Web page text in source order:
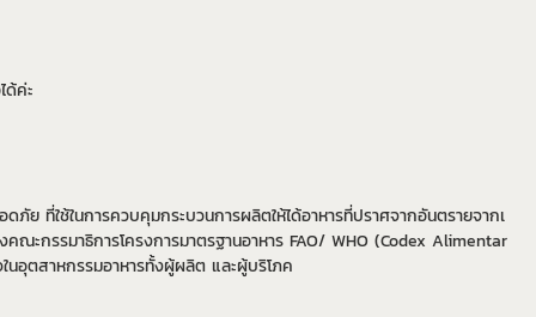
ด้ค่ะ
ที่ใช้ในการควบคุมกระบวนการผลิตให้ได้อาหารที่ปราศจากอันตรายจากเ
ะกรรมาธิการโครงการมาตรฐานอาหาร FAO/ WHO (Codex Alimentar
นอุตสาหกรรมอาหารทั้งผู้ผลิต และผู้บริโภค